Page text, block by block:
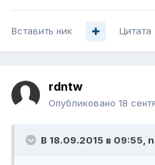
Вставить ник Цитата
rdntw
Опубликовано 18
В 18.09.2015 в 09:55,